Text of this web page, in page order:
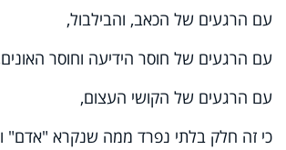
עם הרגעים של הכאב, והבילבול,
עם הרגעים של חוסר הידיעה וחוסר
עם הרגעים של הקושי העצום,
כי זה חלק בלתי נפרד ממה שנקרא "אדם"